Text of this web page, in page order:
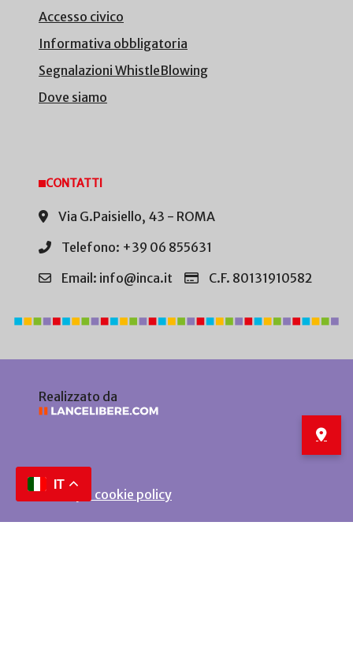
Accesso civico
Informativa obbligatoria
Segnalazioni WhistleBlowing
Dove siamo
CONTATTI
Via G.Paisiello, 43 - ROMA
Telefono: +39 06 855631
Email: info@inca.it
C.F. 80131910582
Realizzato da
Privacy e cookie policy
IT